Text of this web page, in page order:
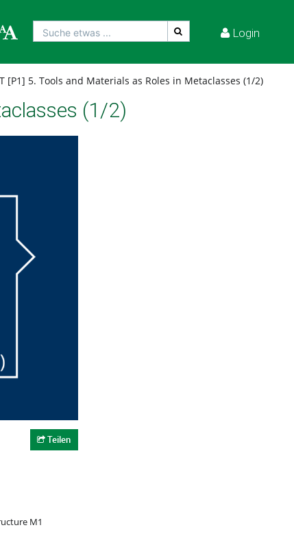
Suche etwas ... Login
[P1] 5. Tools and Materials as Roles in Metaclasses (1/2)
(1/2)
Teilen
M1